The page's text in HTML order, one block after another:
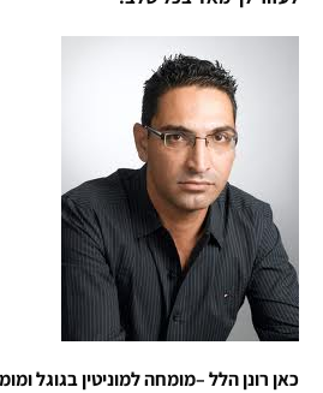
כאן רונן הלל –מומחה למוניטין בגוגל